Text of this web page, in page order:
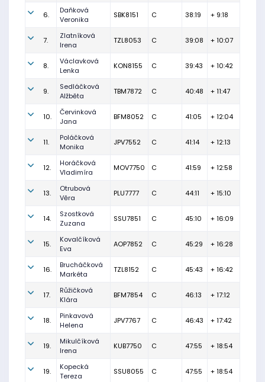
6.
Daňková
Veronika
SBK8151 C 38:19 + 9:18
7.
Zlatníková
Irena
TZL8053 C 39:08 + 10:07
8.
Václavková
Lenka
KON8155 C 39:43 + 10:42
9.
Sedláčková
Alžběta
TBM7872 C 40:48 + 11:47
10.
Červinková
Jana
BFM8052 C 41:05 + 12:04
11.
Poláčková
Monika
JPV7552 C 41:14 + 12:13
12.
Horáčková
Vladimíra
MOV7750 C 41:59 + 12:58
13.
Otrubová
Věra
PLU7777 C 44:11 + 15:10
14.
Szostková
Zuzana
SSU7851 C 45:10 + 16:09
15.
Kovalčíková
Eva
AOP7852 C 45:29 + 16:28
16.
Brucháčková
Markéta
TZL8152 C 45:43 + 16:42
17.
Růžičková
Klára
BFM7854 C 46:13 + 17:12
18.
Pinkavová
Helena
JPV7767 C 46:43 + 17:42
19.
Mikulčíková
Irena
KUB7750 C 47:55 + 18:54
19.
Kopecká
Tereza
SSU8055 C 47:55 + 18:54